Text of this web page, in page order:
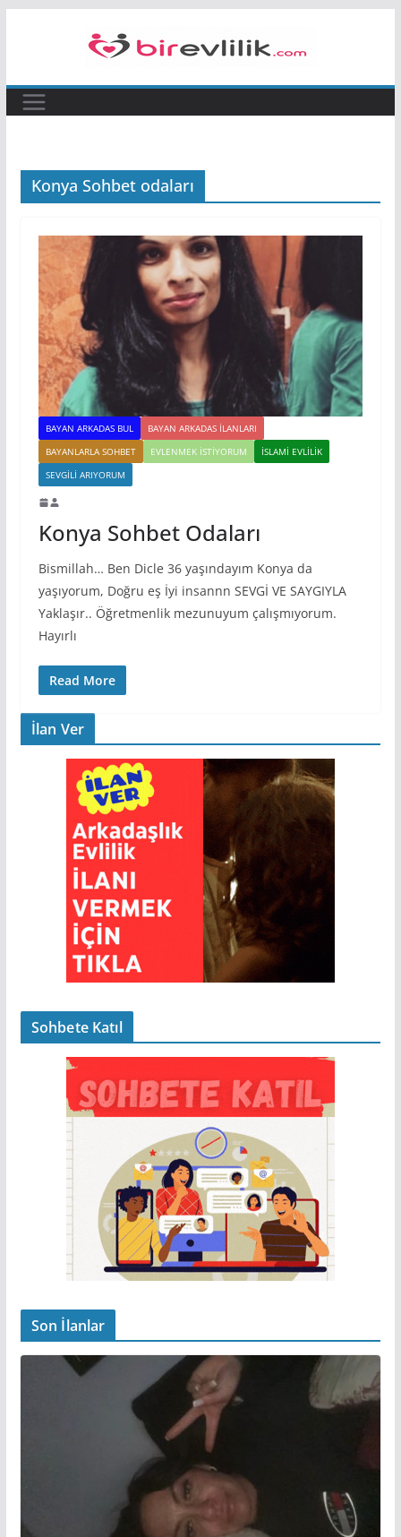
Konya Sohbet odaları
BAYAN ARKADAS BUL
BAYAN ARKADAS ILANLARI
BAYANLARLA SOHBET
EVLENMEK İSTIYORUM
İSLAMI EVLILIK
SEVGILI ARIYORUM
Konya Sohbet Odaları
Bismillah… Ben Dicle 36 yaşındayım Konya da
yaşıyorum, Doğru eş İyi insannn SEVGİ VE SAYGIYLA
Yaklaşır.. Öğretmenlik mezunuyum çalışmıyorum.
Hayırlı
Read More
İlan Ver
Sohbete Katıl
Son İlanlar